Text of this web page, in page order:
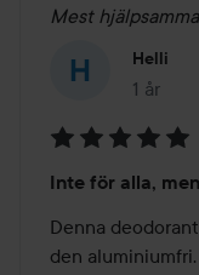
Mest
Helli
1 år
5
av
5
Inte för alla,
Denna
den